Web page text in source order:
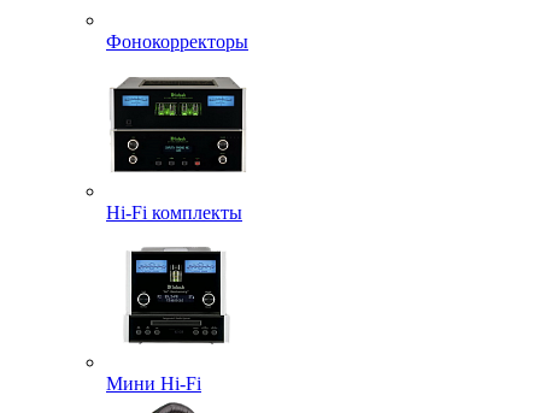
Фонокорректоры
Hi-Fi комплекты
Мини Hi-Fi